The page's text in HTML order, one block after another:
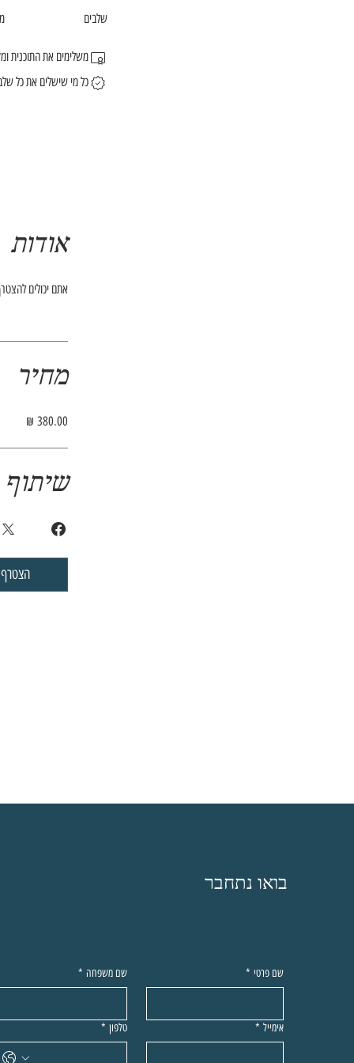
שלבים
משלימים את התוכנית
כל מי שישלים את כל
אודות
אתם יכולים
מחיר
שיתוף
הצטרף
בואו נתחבר
שם פרטי * שם משפחה *
אימייל * טלפון *